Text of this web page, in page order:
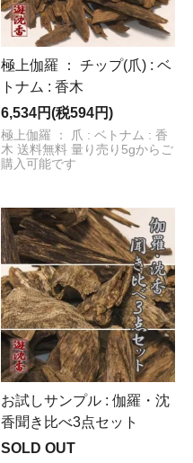
極上伽羅 ： チップ(爪) : ベ
トナム : 香木
6,534円(税594円)
極上伽羅 ： 爪 : ベトナム : 香
木 送料無料 量り売り5gからご
購入可能です
お試しサンプル : 伽羅・沈
香聞き比べ3点セット
SOLD OUT